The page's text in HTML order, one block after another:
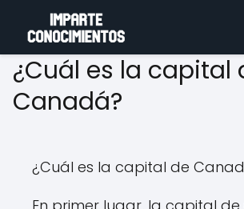
¿Cuál es la capital
Canadá?
¿Cuál es la capital de